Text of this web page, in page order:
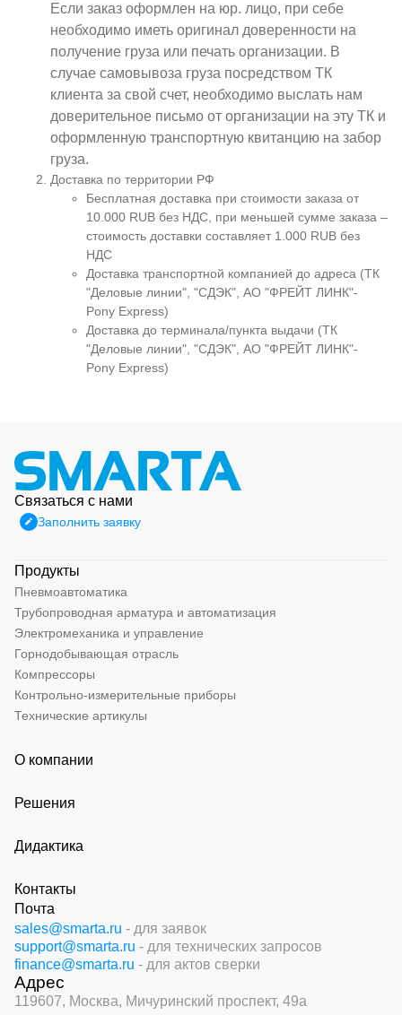
Если заказ оформлен на юр. лицо, при себе
необходимо иметь оригинал доверенности на
получение груза или печать организации. В
случае самовывоза груза посредством ТК
клиента за свой счет, необходимо выслать нам
доверительное письмо от организации на эту ТК и
оформленную транспортную квитанцию на забор
груза.
Доставка по территории РФ
Бесплатная доставка при стоимости заказа от
10.000 RUB без НДС, при меньшей сумме заказа –
стоимость доставки составляет 1.000 RUB без
НДС
Доставка транспортной компанией до адреса (ТК
"Деловые линии", "СДЭК", АО "ФРЕЙТ ЛИНК"-
Pony Express)
Доставка до терминала/пункта выдачи (ТК
"Деловые линии", "СДЭК", АО "ФРЕЙТ ЛИНК"-
Pony Express)
Связаться с нами
Заполнить заявку
Продукты
Пневмоавтоматика
Трубопроводная арматура и автоматизация
Электромеханика и управление
Горнодобывающая отрасль
Компрессоры
Контрольно-измерительные приборы
Технические артикулы
О компании
Решения
Дидактика
Контакты
Почта
sales@smarta.ru - для заявок
support@smarta.ru - для технических запросов
finance@smarta.ru - для актов сверки
Адрес
119607, Москва, Мичуринский проспект, 49а